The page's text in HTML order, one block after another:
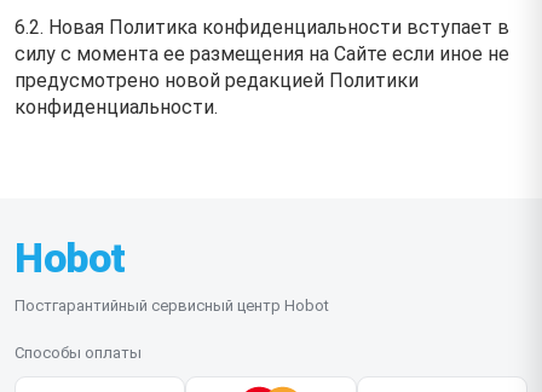
6.2. Новая Политика конфиденциальности вступает в
силу с момента ее размещения на Сайте если иное не
предусмотрено новой редакцией Политики
конфиденциальности.
Hobot
Постгарантийный сервисный центр Hobot
Способы оплаты